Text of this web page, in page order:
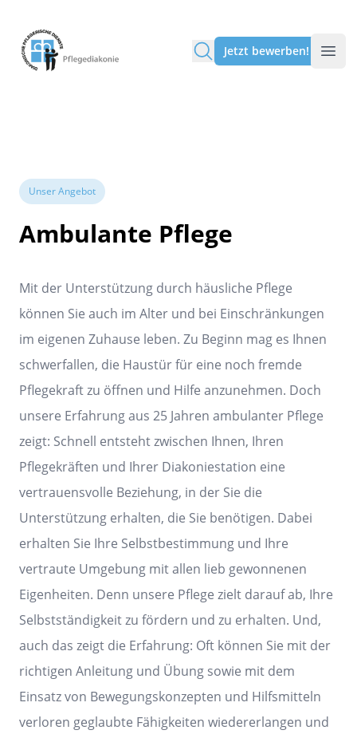
Pflegediakonie Alten Eichen
Jetzt bewerben!
Unser Angebot
Ambulante Pflege
Mit der Unterstützung durch häusliche Pflege
können Sie auch im Alter und bei Einschränkungen
im eigenen Zuhause leben. Zu Beginn mag es Ihnen
schwerfallen, die Haustür für eine noch fremde
Pflegekraft zu öffnen und Hilfe anzunehmen. Doch
unsere Erfahrung aus 25 Jahren ambulanter Pflege
zeigt: Schnell entsteht zwischen Ihnen, Ihren
Pflegekräften und Ihrer Diakoniestation eine
vertrauensvolle Beziehung, in der Sie die
Unterstützung erhalten, die Sie benötigen. Dabei
erhalten Sie Ihre Selbstbestimmung und Ihre
vertraute Umgebung mit allen lieb gewonnenen
Eigenheiten. Denn unsere Pflege zielt darauf ab, Ihre
Selbstständigkeit zu fördern und zu erhalten. Und,
auch das zeigt die Erfahrung: Oft können Sie mit der
richtigen Anleitung und Übung sowie mit dem
Einsatz von Bewegungskonzepten und Hilfsmitteln
verloren geglaubte Fähigkeiten wiedererlangen und